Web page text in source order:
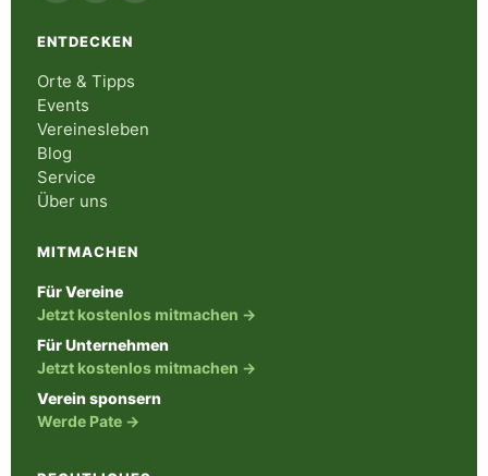
ENTDECKEN
Orte & Tipps
Events
Vereinesleben
Blog
Service
Über uns
MITMACHEN
Für Vereine
Jetzt kostenlos mitmachen →
Für Unternehmen
Jetzt kostenlos mitmachen →
Verein sponsern
Werde Pate →